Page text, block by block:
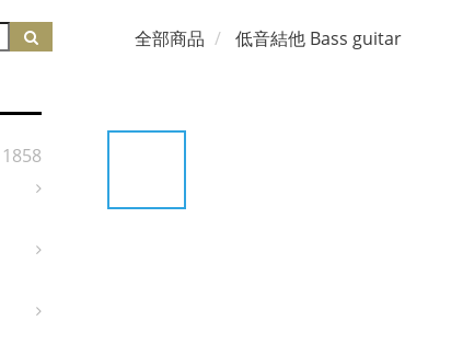
1858
全部商品 低音結他 Bass guitar